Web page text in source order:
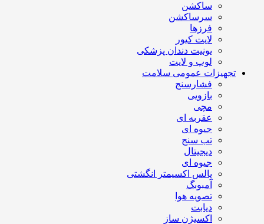
ساکشن
سرساکشن
فرزها
لایت کیور
یونیت دندان پزشکی
لوپ و لایت
تجهیزات عمومی سلامت
فشارسنج
بازویی
مچی
عقربه ای
جیوه ای
تب سنج
دیجیتال
جیوه ای
پالس اکسیمتر انگشتی
آمبوبگ
تصویه هوا
دیابت
اکسیژن ساز